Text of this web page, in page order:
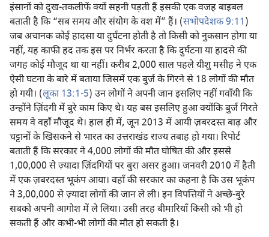
इंसानों को दुख-तकलीफें क्यों सहनी पड़ती हैं इसकी एक वजह बाइबल
बताती है कि “सब समय और संयोग के वश में” हैं। (सभोपदेशक 9:11)
जब अचानक कोई हादसा या दुर्घटना होती है तो किसी को नुकसान होगा या
नहीं, यह काफी हद तक इस पर निर्भर करता है कि दुर्घटना या हादसे की
जगह कोई मौजूद था या नहीं। करीब 2,000 साल पहले यीशु मसीह ने एक
ऐसी घटना के बारे में बताया जिसमें एक बुर्ज के गिरने से 18 लोगों की मौत
हो गयी। (लूका 13:1-5) उन लोगों ने अपनी जान इसलिए नहीं गवाँयी कि
उन्होंने ज़िंदगी में बुरे काम किए थे। यह बस इसलिए हुआ क्योंकि बुर्ज गिरते
समय वे वहाँ मौजूद थे। हाल ही में, जून 2013 में आयी ज़बरदस्त बाढ़ और
चट्टानों के खिसकने से भारत का उत्तराखंड राज्य तबाह हो गया। रिपोर्ट
बताती हैं कि सरकार ने 4,000 लोगों की मौत घोषित की और इससे
1,00,000 से ज़्यादा ज़िंदगियों पर बुरा असर हुआ। जनवरी 2010 में हैती
में एक ज़बरदस्त भूकंप आया। वहाँ की सरकार का कहना है कि उस भूकंप
ने 3,00,000 से ज़्यादा लोगों की जान ले ली। इन विपत्तियों ने अच्छे-बुरे
सबको अपनी आगोश में ले लिया। उसी तरह बीमारियाँ किसी को भी हो
सकती हैं और कभी-भी लोगों की मौत हो सकती है।